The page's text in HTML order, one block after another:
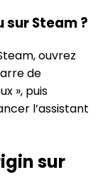
Steam ?
ouvrez
de
», puis
l’assistant
sur